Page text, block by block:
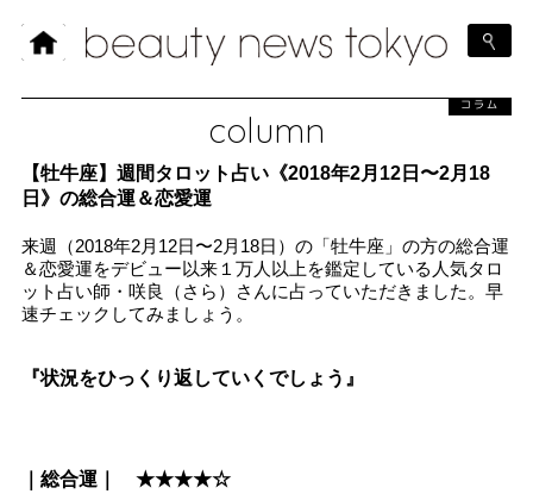
column
コラム
【牡牛座】週間タロット占い《2018年2月12日〜2月18
日》の総合運＆恋愛運
来週（2018年2月12日〜2月18日）の「牡牛座」の方の総合運
＆恋愛運をデビュー以来１万人以上を鑑定している人気タロ
ット占い師・咲良（さら）さんに占っていただきました。早
速チェックしてみましょう。
『状況をひっくり返していくでしょう』
｜総合運｜ ★★★★☆